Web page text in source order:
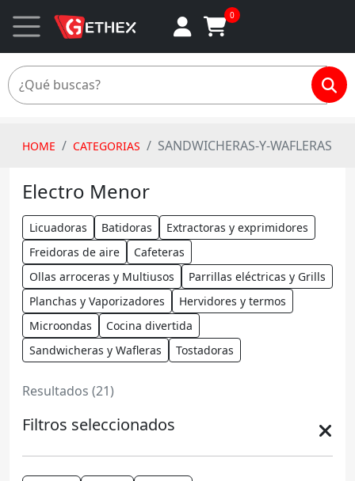
0
HOME CATEGORIAS SANDWICHERAS-Y-WAFLERAS
Electro Menor
Licuadoras Batidoras
Extractoras y exprimidores
Freidoras de aire
Cafeteras
Ollas arroceras y Multiusos
Parrillas eléctricas y Grills
Planchas y Vaporizadores
Hervidores y termos
Microondas
Cocina divertida
Sandwicheras y Wafleras
Tostadoras
Resultados (21)
Filtros seleccionados